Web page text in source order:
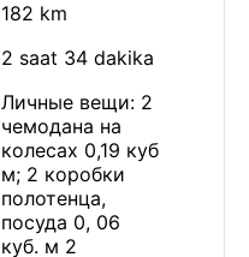
182 km
2 saat 34 dakika
Личные вещи: 2
чемодана на
колесах 0,19 куб
м; 2 коробки
полотенца,
посуда 0, 06
куб. м 2